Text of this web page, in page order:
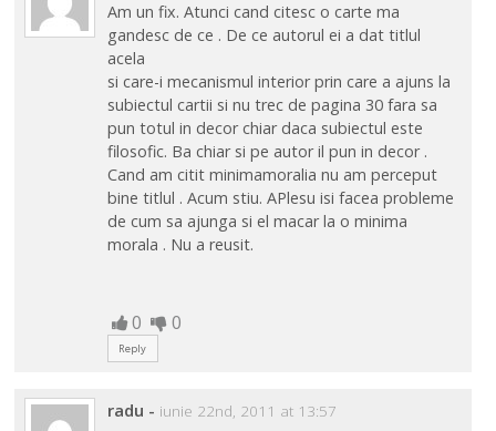
Am un fix. Atunci cand citesc o carte ma
gandesc de ce . De ce autorul ei a dat titlul
acela
si care-i mecanismul interior prin care a ajuns la
subiectul cartii si nu trec de pagina 30 fara sa
pun totul in decor chiar daca subiectul este
filosofic. Ba chiar si pe autor il pun in decor .
Cand am citit minimamoralia nu am perceput
bine titlul . Acum stiu. APlesu isi facea probleme
de cum sa ajunga si el macar la o minima
morala . Nu a reusit.
0 0
Reply
radu - iunie 22nd, 2011 at 13:57